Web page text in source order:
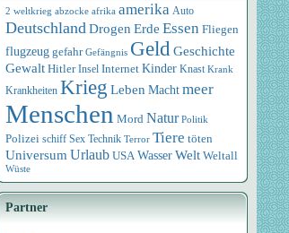
2 weltkrieg abzocke afrika amerika Auto
DeutschlandDrogen Erde Essen Fliegen
flugzeug gefahr Gefängnis GeldGeschichte
Gewalt Hitler Insel Internet Kinder Knast Krank
Krankheiten Krieg Leben Macht meer
Menschen Mord Natur Politik
Polizei schiff Sex Technik Terror Tiere töten
Universum Urlaub USA WasserWelt Weltall
Wüste
Partner